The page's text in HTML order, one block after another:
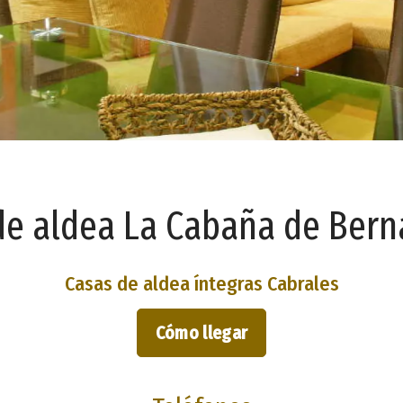
aldea La Cabaña de
Casas de aldea íntegras Cabrales
Cómo llegar